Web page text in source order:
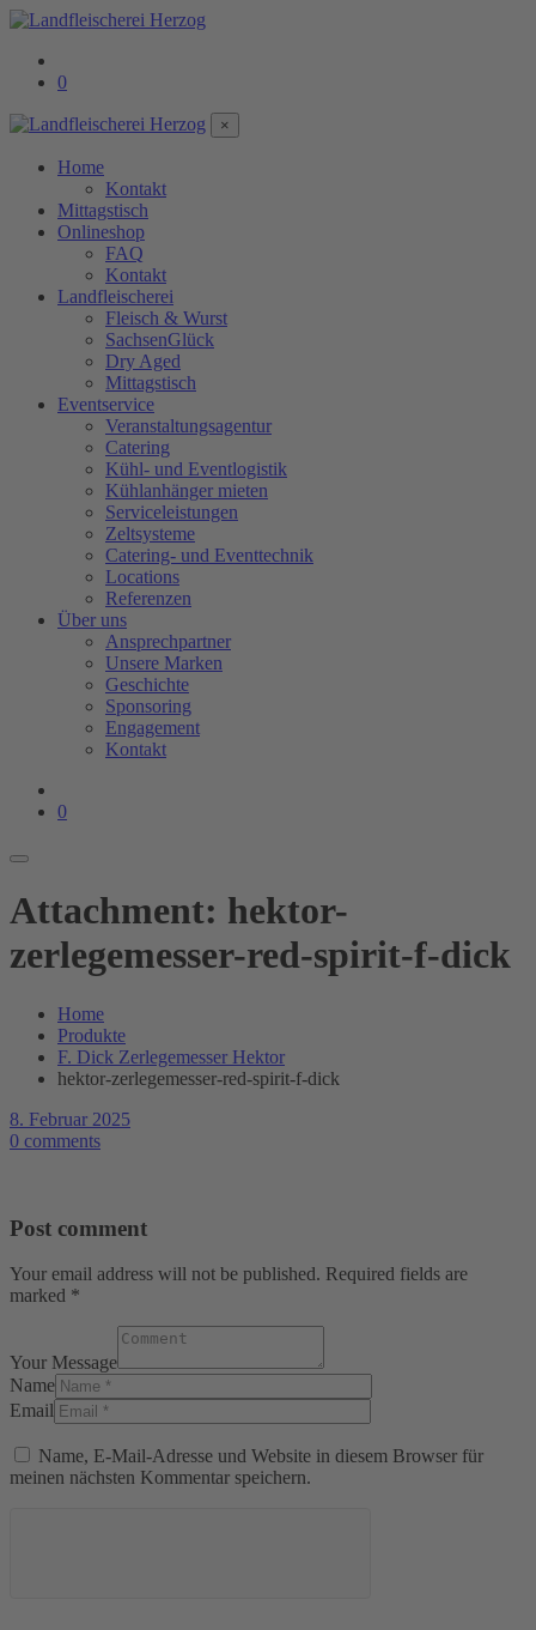
0
×
Home
Kontakt
Mittagstisch
Onlineshop
FAQ
Kontakt
Landfleischerei
Fleisch & Wurst
SachsenGlück
Dry Aged
Mittagstisch
Eventservice
Veranstaltungsagentur
Catering
Kühl- und Eventlogistik
Kühlanhänger mieten
Serviceleistungen
Zeltsysteme
Catering- und Eventtechnik
Locations
Referenzen
Über uns
Ansprechpartner
Unsere Marken
Geschichte
Sponsoring
Engagement
Kontakt
0
Attachment: hektor-
zerlegemesser-red-spirit-f-dick
Home
Produkte
F. Dick Zerlegemesser Hektor
hektor-zerlegemesser-red-spirit-f-dick
8. Februar 2025
0 comments
Post comment
Your email address will not be published. Required fields are
marked *
Your Message
Name
Email
Name, E-Mail-Adresse und Website in diesem Browser für
meinen nächsten Kommentar speichern.